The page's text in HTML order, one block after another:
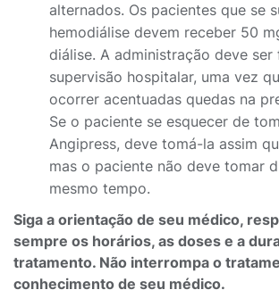
alternados. Os pacientes que se
hemodiálise devem receber 50
diálise. A administração deve ser
supervisão hospitalar, uma vez
ocorrer acentuadas quedas na
Se o paciente se esquecer de
Angipress, deve tomá-la assim
mas o paciente não deve tomar
mesmo tempo.
Siga a orientação de seu médico,
sempre os horários, as doses e a
tratamento. Não interrompa o
conhecimento de seu médico.